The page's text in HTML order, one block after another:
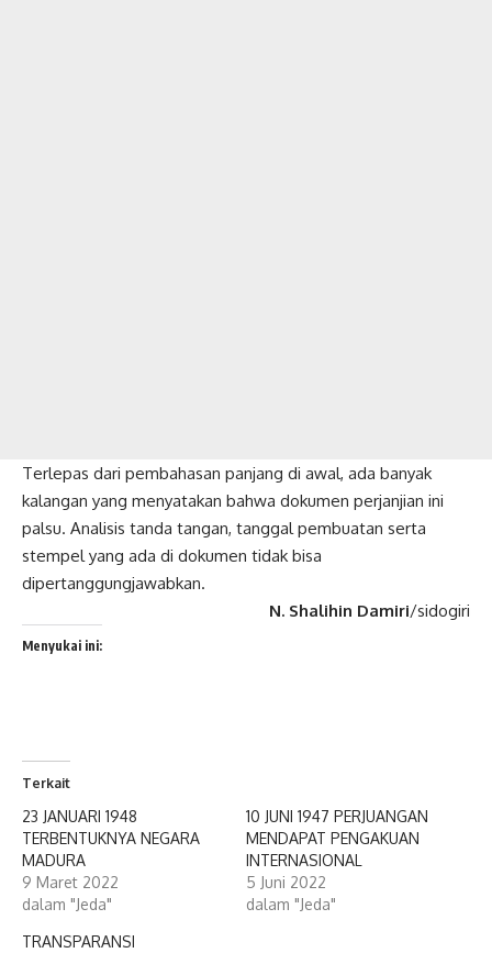
Terlepas dari pembahasan panjang di awal, ada banyak
kalangan yang menyatakan bahwa dokumen perjanjian ini
palsu. Analisis tanda tangan, tanggal pembuatan serta
stempel yang ada di dokumen tidak bisa
dipertanggungjawabkan.
N. Shalihin Damiri/sidogiri
Menyukai ini:
Terkait
23 JANUARI 1948
TERBENTUKNYA NEGARA
MADURA
9 Maret 2022
dalam "Jeda"
10 JUNI 1947 PERJUANGAN
MENDAPAT PENGAKUAN
INTERNASIONAL
5 Juni 2022
dalam "Jeda"
TRANSPARANSI